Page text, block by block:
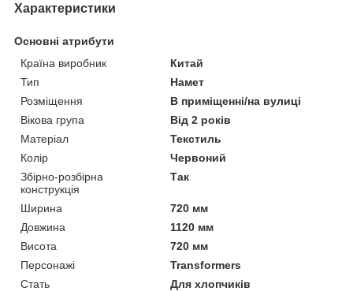
Характеристики
Основні атрибути
Країна виробник
Китай
Тип
Намет
Розміщення
В приміщенні/на вулиці
Вікова група
Від 2 років
Матеріал
Текстиль
Колір
Червоний
Збірно-розбірна
конструкція
Так
Ширина
720 мм
Довжина
1120 мм
Висота
720 мм
Персонажі
Transformers
Стать
Для хлопчиків